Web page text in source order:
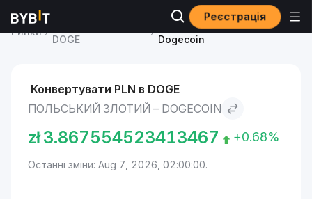
Реєстрація
Ринки
DOGE
Польський злотий to
Dogecoin
Конвертувати PLN в DOGE
ПОЛЬСЬКИЙ ЗЛОТИЙ – DOGECOIN
zł3.867554523413467 +0.68%
Останні зміни: Aug 7, 2026, 02:00:00.